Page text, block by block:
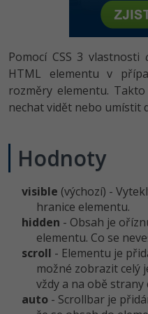
HTML5, CSS3,
SQL a databáze
Testování a
React
Spring
ASP.NET MVC
Django
Best practices
JavaScript
Python
UML a návrhové
MySQL/MariaDB
MS-SQL
SQLite
Vývojář
C# Game
Webdesigner
Systémový
Grafik / UX/UI
3D grafik
Projektový
Databázový
Python -80%
-80%
PHP -80%
C++ -80%
-80%
C -80%
VB.NET
SQL
Návrh SW -80%
Digitální
WordPress
SEO -30%
Kryptoměny -25%
Copywriting -30%
MS Office -80%
Photoshop -80%
Adobe Illustrator
Adobe Lightroom
-15%
Adobe InDesign
Blender -80%
Inkscape
Fotografování -
Pomocí CSS 3 vlastnosti
HTML elementu v
rozměry elementu.
nechat vidět nebo umístit
Hodnoty
visible (výchozí) -
hranice elementu.
hidden - Obsah je
elementu. Co se
scroll - Elementu je
možné zobrazit celý
vždy a na obě strany
auto - Scrollbar je